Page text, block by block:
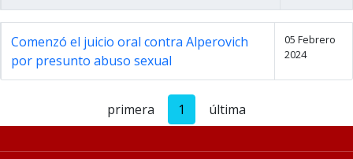
Comenzó el juicio oral contra Alperovich
por presunto abuso sexual
05 Febrero
2024
primera 1 última